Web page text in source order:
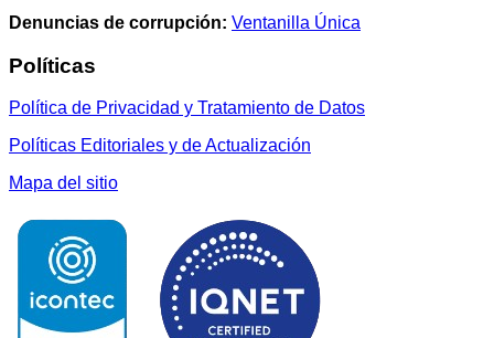
Denuncias de corrupción: Ventanilla Única
Políticas
Política de Privacidad y Tratamiento de Datos
Políticas Editoriales y de Actualización
Mapa del sitio